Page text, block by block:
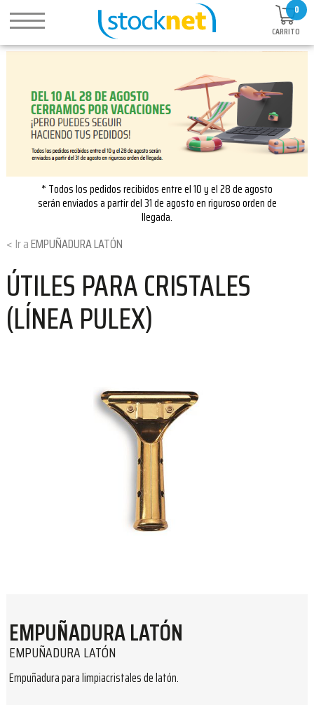
0
CARRITO
* Todos los pedidos recibidos entre el 10 y el 28 de agosto
serán enviados a partir del 31 de agosto en riguroso orden de
llegada.
EMPUÑADURA LATÓN
ÚTILES PARA CRISTALES
(LÍNEA PULEX)
EMPUÑADURA LATÓN
EMPUÑADURA LATÓN
Empuñadura para limpiacristales de latón.